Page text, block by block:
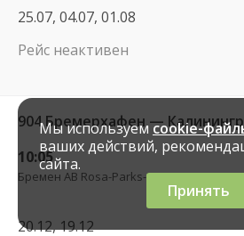
25.07, 04.07, 01.08
Рейс неактивен
904 Бремерхафен —
10:05
Бремен АВ Rosa-Parks-Ring
20.12, 19.12
Мы используемcookie-
ваших действий,
сайта.
Принять